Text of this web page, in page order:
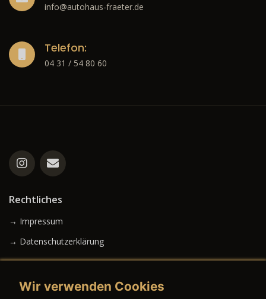
info@autohaus-fraeter.de
Telefon:
04 31 / 54 80 60
Rechtliches
→ Impressum
→ Datenschutzerklärung
Wir verwenden Cookies